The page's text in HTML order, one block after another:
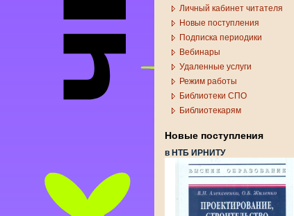
Личный кабинет читателя
Новые поступления
Подписка периодики
Вебинары
Удаленные услуги
Режим работы
Библиотеки СПО
Библиотекарям
Новые поступления
в НТБ ИРНИТУ